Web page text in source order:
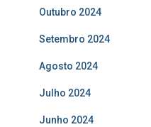
Outubro 2024
Setembro 2024
Agosto 2024
Julho 2024
Junho 2024